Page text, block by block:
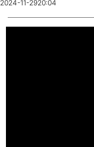
2024-11-2920:04